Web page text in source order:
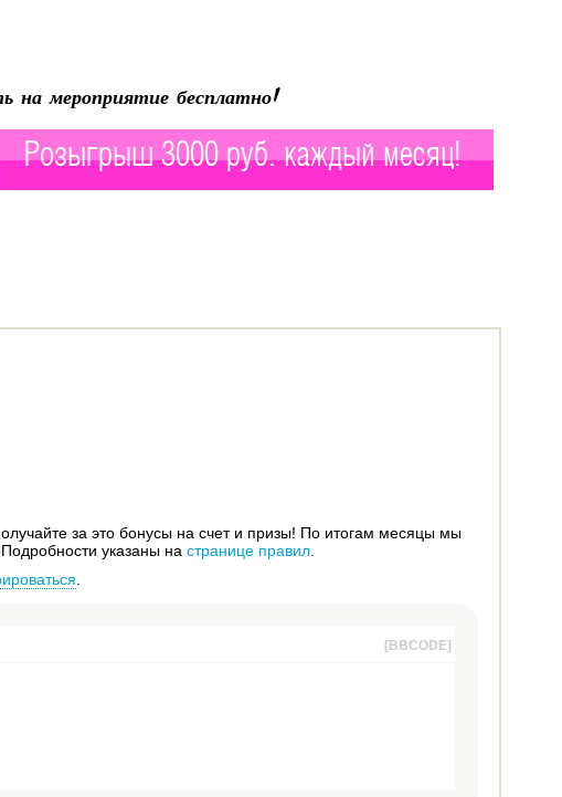
на мероприятие бесплатно!
Розыгрыш 3000 руб. каждый месяц!
за это бонусы на счет и призы! По итогам месяцы мы
указаны на странице правил.
[BBCODE]